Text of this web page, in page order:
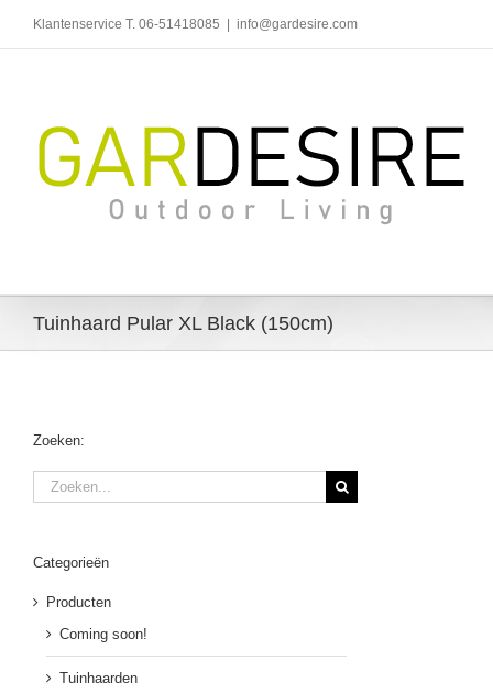
inhoud
Klantenservice T. 06-51418085 info@gardesire.com
Tuinhaard Pular XL Black (150cm)
Zoeken:
Zoeken
naar:
Categorieën
Producten
Coming soon!
Tuinhaarden